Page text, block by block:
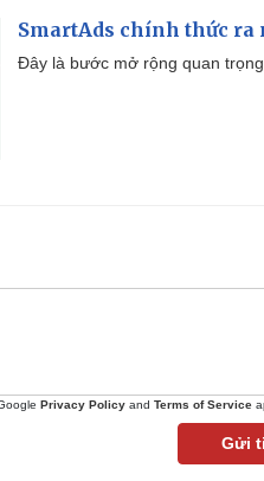
SmartAds chính thức
Đây là bước mở rộng quan
Privacy Policy and Terms of Service
Gửi